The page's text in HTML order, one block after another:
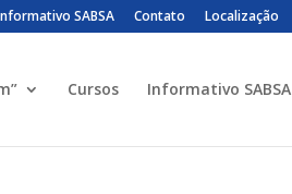
SABSA Contato Localização
Cursos Informativo SABSA